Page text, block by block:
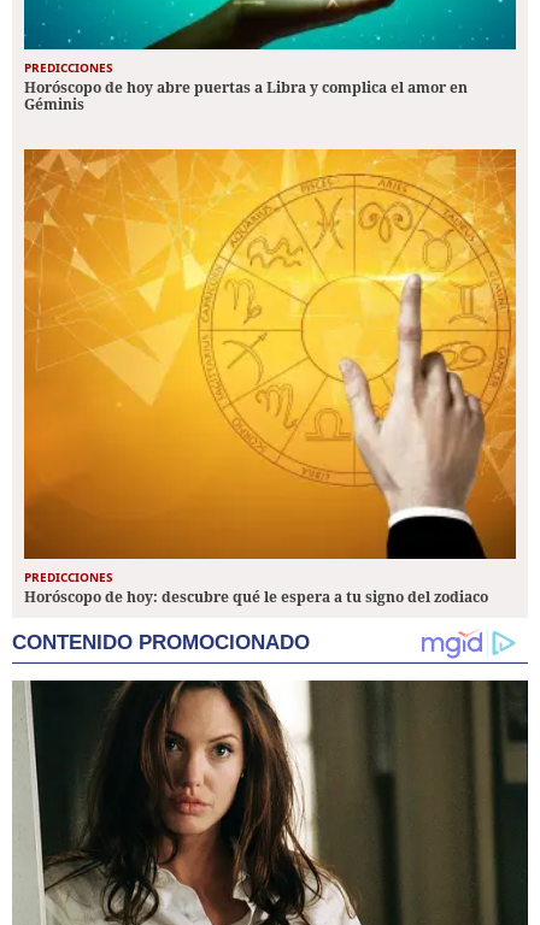
PREDICCIONES
Horóscopo de hoy abre puertas a Libra y complica el amor en
Géminis
PREDICCIONES
Horóscopo de hoy: descubre qué le espera a tu signo del zodiaco
CONTENIDO PROMOCIONADO